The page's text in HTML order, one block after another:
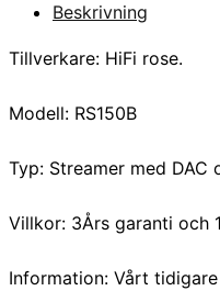
Beskrivning
Tillverkare: HiFi rose.
Modell: RS150B
Typ: Streamer med DAC
Villkor: 3Års garanti och
Information: Vårt